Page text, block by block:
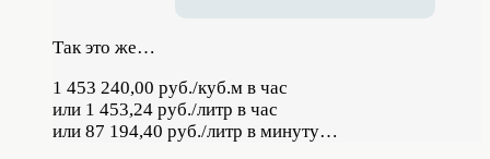
Так это же…
1 453 240,00 руб./куб.м в час
или 1 453,24 руб./литр в час
или 87 194,40 руб./литр в минуту…